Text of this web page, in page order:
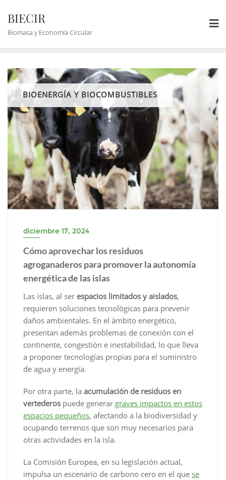
BIECIR
Biomasa y Economía Circular
BIOENERGÍA Y BIOCOMBUSTIBLES
diciembre 17, 2024
Cómo aprovechar los residuos
agroganaderos para promover la autonomía
energética de las islas
Las islas, al ser espacios limitados y aislados,
requieren soluciones tecnológicas para prevenir
daños ambientales. En el ámbito energético,
presentan además problemas de conexión con el
continente, congestión e inestabilidad, lo que lleva
a proponer tecnologías propias para el suministro
de agua y energía.
Por otra parte, la acumulación de residuos en
vertederos puede generar graves impactos en estos
espacios pequeños, afectando a la biodiversidad y
ocupando terrenos que son muy necesarios para
otras actividades en la isla.
La Comisión Europea, en su legislación actual,
impulsa un escenario de carbono cero en el que se